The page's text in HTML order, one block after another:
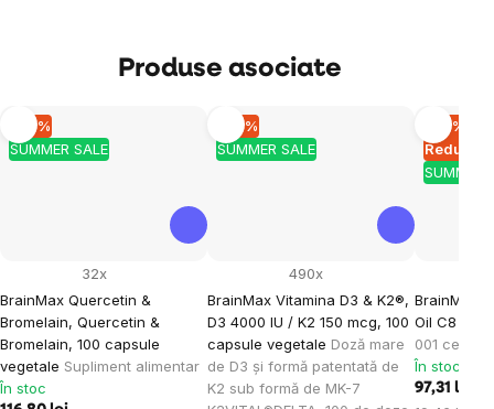
Produse asociate
SUMMER SALE
–10 %
BrainMax Quercetin &
Bromelain, Quercetin &
Bromelain, 100 capsule
vegetale Supliment alimentar
32x
În stoc
SUMMER SALE
–10 %
BrainMax Vitamina D3 & K2®,
D3 4000 IU / K2 150 mcg, 100
capsule vegetale Doză mare
de D3 și formă patentată de
K2 sub formă de MK-7
490x
SUMMER
–10 %
BrainMax
Oil C8
001
În stoc
97,31 lei